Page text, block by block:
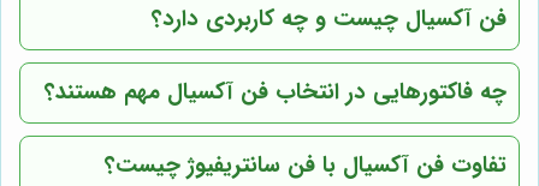
فن آکسیال چیست و چه کاربردی دارد؟
چه فاکتورهایی در انتخاب فن آکسیال مهم هستند؟
تفاوت فن آکسیال با فن سانتریفیوژ چیست؟